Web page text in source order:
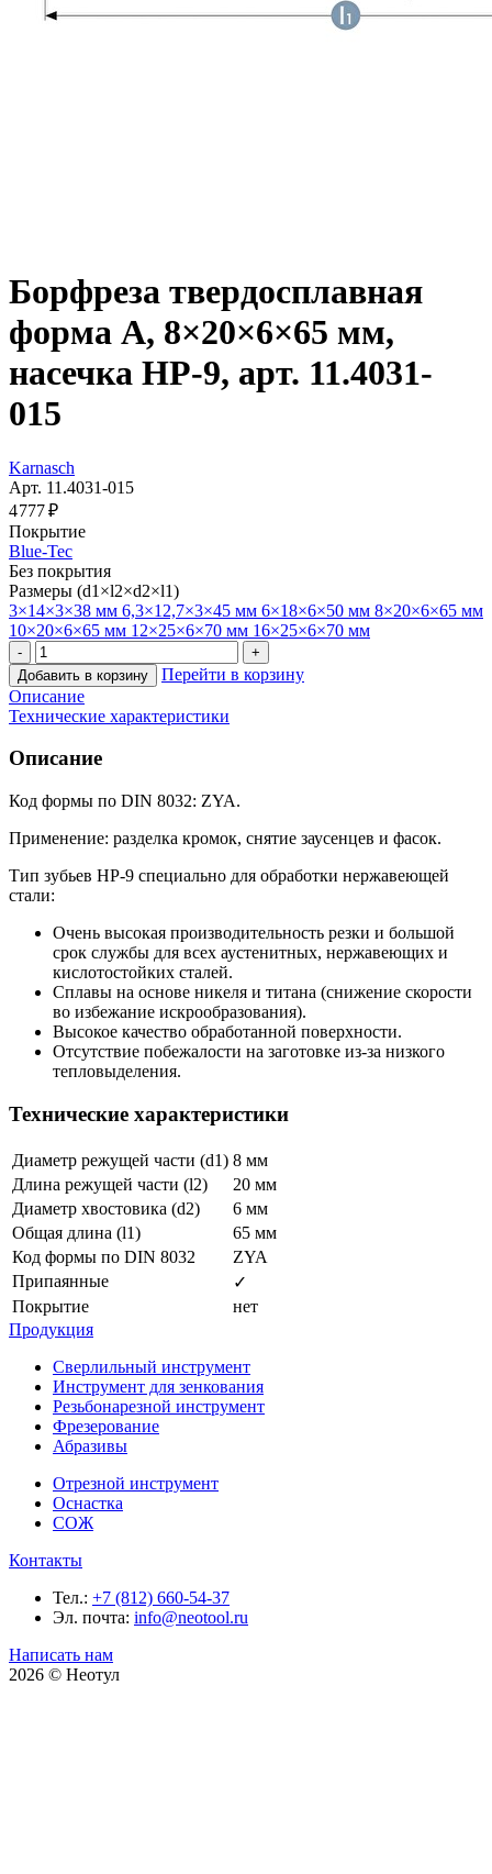
Борфреза твердосплавная
форма A, 8×20×6×65 мм,
насечка HP-9, арт. 11.4031-
015
Karnasch
Арт. 11.4031-015
4 777 ₽
Покрытие
Blue-Tec
Без покрытия
Размеры (d1×l2×d2×l1)
3×14×3×38 мм 6,3×12,7×3×45 мм 6×18×6×50 мм 8×20×6×65 мм
10×20×6×65 мм 12×25×6×70 мм 16×25×6×70 мм
Добавить в корзину
Перейти в корзину
Описание
Технические характеристики
Описание
Код формы по DIN 8032: ZYA.
Применение: разделка кромок, снятие заусенцев и фасок.
Тип зубьев HP-9 специально для обработки нержавеющей
стали:
Очень высокая производительность резки и большой
срок службы для всех аустенитных, нержавеющих и
кислотостойких сталей.
Сплавы на основе никеля и титана (снижение скорости
во избежание искрообразования).
Высокое качество обработанной поверхности.
Отсутствие побежалости на заготовке из-за низкого
тепловыделения.
Технические характеристики
Диаметр режущей части (d1) 8 мм
Длина режущей части (l2)
20 мм
Диаметр хвостовика (d2)
6 мм
Общая длина (l1)
65 мм
Код формы по DIN 8032
ZYA
Припаянные
✓
Покрытие
нет
Продукция
Сверлильный инструмент
Инструмент для зенкования
Резьбонарезной инструмент
Фрезерование
Абразивы
Отрезной инструмент
Оснастка
СОЖ
Контакты
Тел.: +7 (812) 660-54-37
Эл. почта: info@neotool.ru
Написать нам
2026 © Неотул